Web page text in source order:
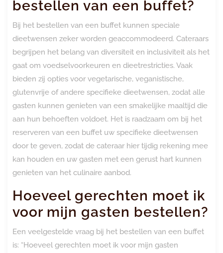
bestellen van een buffet?
Bij het bestellen van een buffet kunnen speciale
dieetwensen zeker worden geaccommodeerd. Cateraars
begrijpen het belang van diversiteit en inclusiviteit als het
gaat om voedselvoorkeuren en dieetrestricties. Vaak
bieden zij opties voor vegetarische, veganistische,
glutenvrije of andere specifieke dieetwensen, zodat alle
gasten kunnen genieten van een smakelijke maaltijd die
aan hun behoeften voldoet. Het is raadzaam om bij het
reserveren van een buffet uw specifieke dieetwensen
door te geven, zodat de cateraar hier tijdig rekening mee
kan houden en uw gasten met een gerust hart kunnen
genieten van het culinaire aanbod.
Hoeveel gerechten moet ik
voor mijn gasten bestellen?
Een veelgestelde vraag bij het bestellen van een buffet
is: “Hoeveel gerechten moet ik voor mijn gasten